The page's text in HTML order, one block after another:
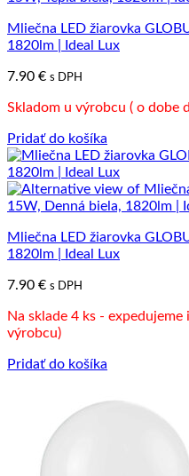
Mliečna LED žiarovka
1820lm | Ideal Lux
7.90 € s DPH
Skladom u výrobcu ( o dobe
Pridať do košíka
Mliečna LED žiarovka
1820lm | Ideal Lux
7.90 € s DPH
Na sklade 4 ks -
výrobcu)
Pridať do košíka